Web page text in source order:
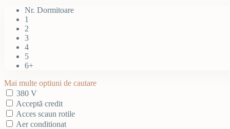
Nr. Dormitoare
1
2
3
4
5
6+
Mai multe optiuni de cautare
380 V
Acceptă credit
Acces scaun rotile
Aer conditionat